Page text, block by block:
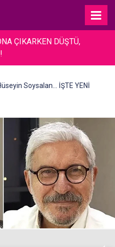
ÇIKARKEN DÜŞTÜ,
Soysalan... İŞTE YENİ